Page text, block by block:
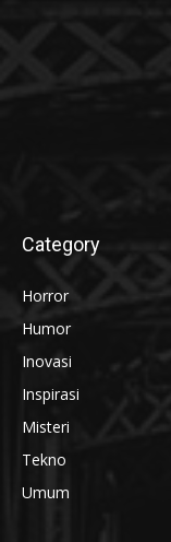
Category
Horror
Humor
Inovasi
Inspirasi
Misteri
Tekno
Umum